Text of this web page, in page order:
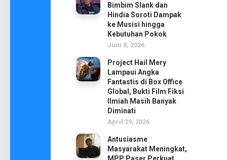
Bimbim Slank dan
Hindia Soroti Dampak
ke Musisi hingga
Kebutuhan Pokok
Juni 8, 2026
Project Hail Mery
Lampaui Angka
Fantastis di Box Office
Global, Bukti Film Fiksi
Ilmiah Masih Banyak
Diminati
April 29, 2026
Antusiasme
Masyarakat Meningkat,
MPP Paser Perkuat